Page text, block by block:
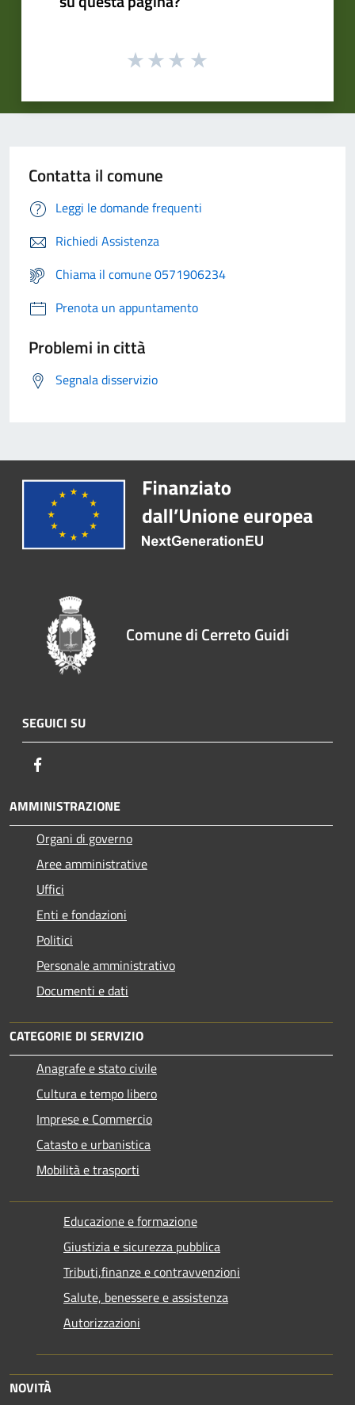
Contatta il comune
Leggi le domande frequenti
Richiedi Assistenza
Chiama il comune 0571906234
Prenota un appuntamento
Problemi in città
Segnala disservizio
Comune di Cerreto Guidi
SEGUICI SU
AMMINISTRAZIONE
Organi di governo
Aree amministrative
Uffici
Enti e fondazioni
Politici
Personale amministrativo
Documenti e dati
CATEGORIE DI SERVIZIO
Anagrafe e stato civile
Cultura e tempo libero
Imprese e Commercio
Catasto e urbanistica
Mobilità e trasporti
Educazione e formazione
Giustizia e sicurezza pubblica
Tributi,finanze e contravvenzioni
Salute, benessere e assistenza
Autorizzazioni
NOVITÀ